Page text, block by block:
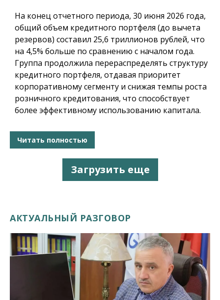
На конец отчетного периода, 30 июня 2026 года,
общий объем кредитного портфеля (до вычета
резервов) составил 25,6 триллионов рублей, что
на 4,5% больше по сравнению с началом года.
Группа продолжила перераспределять структуру
кредитного портфеля, отдавая приоритет
корпоративному сегменту и снижая темпы роста
розничного кредитования, что способствует
более эффективному использованию капитала.
Читать полностью
Загрузить еще
АКТУАЛЬНЫЙ РАЗГОВОР